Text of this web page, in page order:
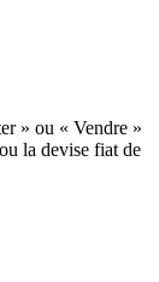
» ou « Vendre »
la devise fiat de